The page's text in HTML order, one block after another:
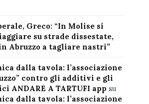
Greco: “In Molise si
su strade dissestate,
Abruzzo a tagliare nastri”
dalla tavola: l’associazione
contro gli additivi e gli
ANDARE A TARTUFI app su
dalla tavola: l’associazione